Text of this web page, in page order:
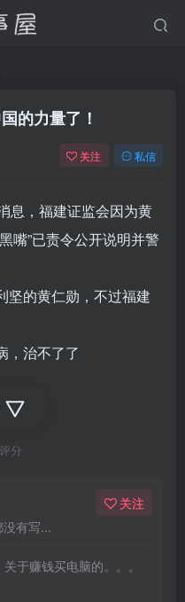
的力量了！
关注 私信
息，福建证监会因为黄
嘴”已责令公开说明并警
坚的黄仁勋，不过福建
，治不了了
分
有写...
关注
于赚钱买电脑的。。。